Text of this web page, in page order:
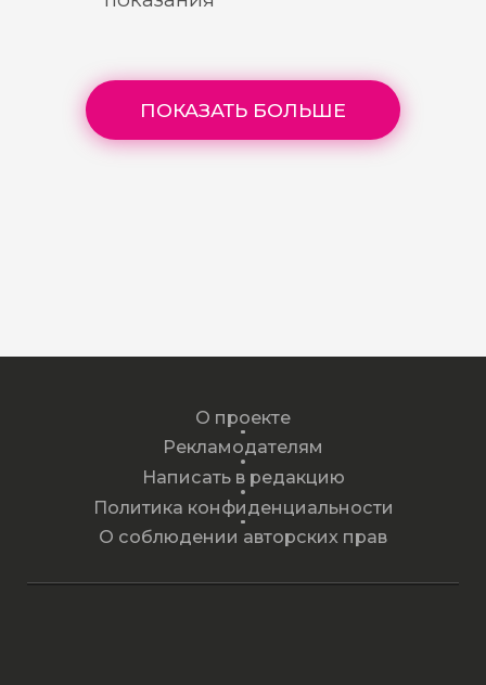
ПОКАЗАТЬ БОЛЬШЕ
О проекте
Рекламодателям
Написать в редакцию
Политика конфиденциальности
О соблюдении авторских прав